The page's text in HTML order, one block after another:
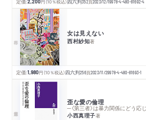
2,200円 （10％税込）四六判352頁2023/12/19978-4-480-81692-4
女は見えない
西村紗知著
定価:1,980円 （10％税込）四六判256頁2023/11/29978-4-480-81693-1
歪な愛の倫理
─〈第三者〉は暴力関係にどう応
小西真理子著